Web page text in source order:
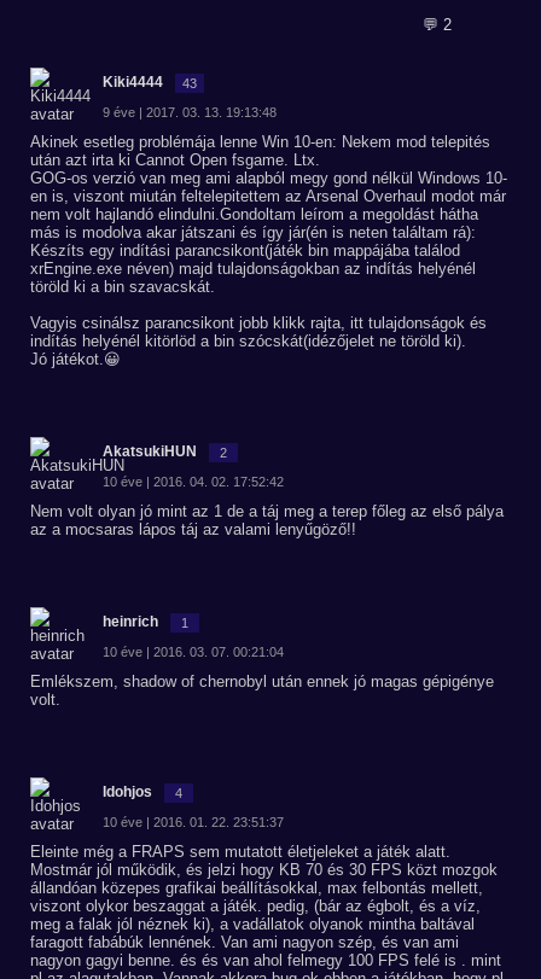
💬 2
Kiki4444 43
9 éve | 2017. 03. 13. 19:13:48
Akinek esetleg problémája lenne Win 10-en: Nekem mod telepités
után azt irta ki Cannot Open fsgame. Ltx.
GOG-os verzió van meg ami alapból megy gond nélkül Windows 10-
en is, viszont miután feltelepitettem az Arsenal Overhaul modot már
nem volt hajlandó elindulni.Gondoltam leírom a megoldást hátha
más is modolva akar játszani és így jár(én is neten találtam rá):
Készíts egy indítási parancsikont(játék bin mappájába találod
xrEngine.exe néven) majd tulajdonságokban az indítás helyénél
töröld ki a bin szavacskát.
Vagyis csinálsz parancsikont jobb klikk rajta, itt tulajdonságok és
indítás helyénél kitörlöd a bin szócskát(idézőjelet ne töröld ki).
Jó játékot.😀
AkatsukiHUN 2
10 éve | 2016. 04. 02. 17:52:42
Nem volt olyan jó mint az 1 de a táj meg a terep főleg az első pálya
az a mocsaras lápos táj az valami lenyűgöző!!
heinrich 1
10 éve | 2016. 03. 07. 00:21:04
Emlékszem, shadow of chernobyl után ennek jó magas gépigénye
volt.
Idohjos 4
10 éve | 2016. 01. 22. 23:51:37
Eleinte még a FRAPS sem mutatott életjeleket a játék alatt.
Mostmár jól működik, és jelzi hogy KB 70 és 30 FPS közt mozgok
állandóan közepes grafikai beállításokkal, max felbontás mellett,
viszont olykor beszaggat a játék. pedig, (bár az égbolt, és a víz,
meg a falak jól néznek ki), a vadállatok olyanok mintha baltával
faragott fabábúk lennének. Van ami nagyon szép, és van ami
nagyon gagyi benne. és és van ahol felmegy 100 FPS felé is . mint